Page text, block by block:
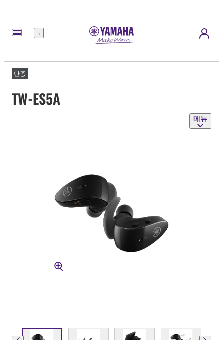
메
단종
TW-ES5A
메뉴